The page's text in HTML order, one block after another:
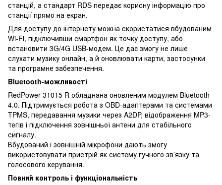
станцій, а стандарт RDS передає корисну інформацію про
станції прямо на екран.
Для доступу до інтернету можна скористатися вбудованим
Wi-Fi, підключивши смартфон як точку доступу, або
встановити 3G/4G USB-модем. Це дає змогу не лише
слухати музику онлайн, а й оновлювати карти, застосунки
та програмне забезпечення.
Bluetooth-можливості
RedPower 31015 R обладнана оновленим модулем Bluetooth
4.0. Підтримується робота з OBD-адаптерами та системами
TPMS, передавання музики через A2DP, відображення MP3-
тегів і підключення зовнішньої антени для стабільного
сигналу.
Вбудований і зовнішній мікрофони дають змогу
використовувати пристрій як систему гучного зв’язку та
голосового керування.
Повний контроль і функціональність